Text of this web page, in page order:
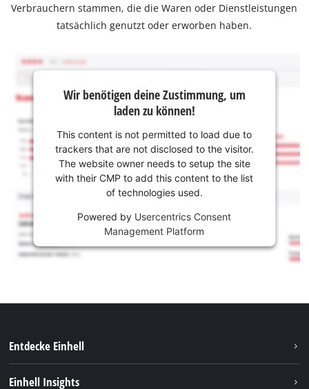
Verbrauchern stammen, die die Waren oder Dienstleistungen
tatsächlich genutzt oder erworben haben.
Wir benötigen deine Zustimmung, um
laden zu können!
This content is not permitted to load due to
trackers that are not disclosed to the visitor.
The website owner needs to setup the site
with their CMP to add this content to the list
of technologies used.
Powered by Usercentrics Consent
Management Platform
Entdecke Einhell
Einhell Insights